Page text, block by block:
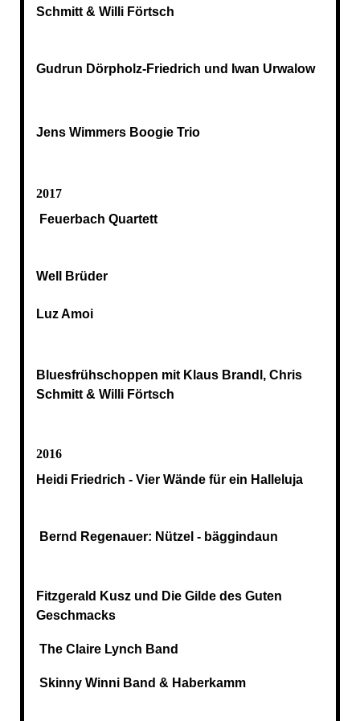
Schmitt & Willi Förtsch
Gudrun Dörpholz-Friedrich und Iwan Urwalow
Jens Wimmers Boogie Trio
2017
Feuerbach Quartett
Well Brüder
Luz Amoi
Bluesfrühschoppen mit Klaus Brandl, Chris
Schmitt & Willi Förtsch
2016
Heidi Friedrich - Vier Wände für ein Halleluja
Bernd Regenauer: Nützel - bäggindaun
Fitzgerald Kusz und Die Gilde des Guten
Geschmacks
The Claire Lynch Band
Skinny Winni Band & Haberkamm